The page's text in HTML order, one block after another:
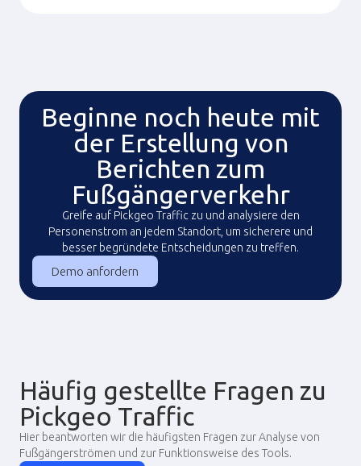
Beginne noch heute mit
der Erstellung von
Berichten zum
Fußgängerverkehr
Greife auf Pickgeo Traffic zu und analysiere den
Personenstrom an jedem Standort, um sicherere und
besser begründete Entscheidungen zu treffen.
Demo anfordern
Häufig gestellte Fragen zu
Pickgeo Traffic
Hier beantworten wir die häufigsten Fragen zur Analyse von
Fußgängerströmen und zur Funktionsweise des Tools.